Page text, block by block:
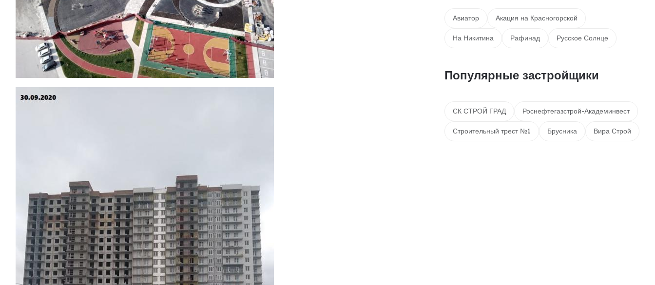
Авиатор Акация на Красногорской
На Никитина Рафинад Русское Солнце
Популярные застройщики
СК СТРОЙ ГРАД Роснефтегазстрой-Академинвест
Строительный трест №1 Брусника Вира Строй